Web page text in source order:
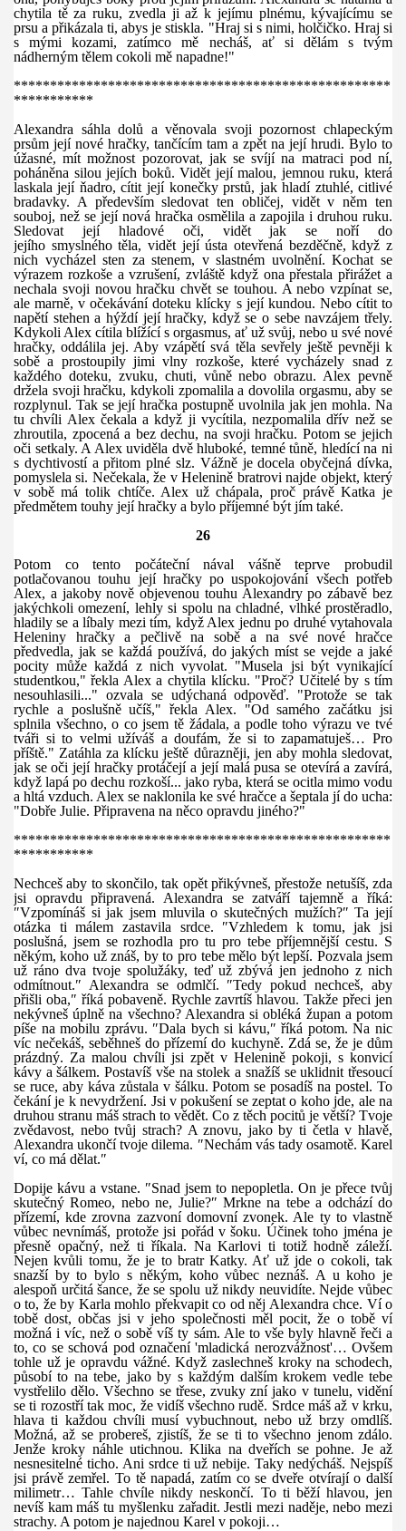
chytila tě za ruku, zvedla ji až k jejímu plnému, kývajícímu se
prsu a přikázala ti, abys je stiskla. "Hraj si s nimi, holčičko. Hraj si
s mými kozami, zatímco mě necháš, ať si dělám s tvým
nádherným tělem cokoli mě napadne!"
****************************************************
***********
Alexandra sáhla dolů a věnovala svoji pozornost chlapeckým
prsům její nové hračky, tančícím tam a zpět na její hrudi. Bylo to
úžasné, mít možnost pozorovat, jak se svíjí na matraci pod ní,
poháněna silou jejích boků. Vidět její malou, jemnou ruku, která
laskala její ňadro, cítit její konečky prstů, jak hladí ztuhlé, citlivé
bradavky. A především sledovat ten obličej, vidět v něm ten
souboj, než se její nová hračka osmělila a zapojila i druhou ruku.
Sledovat její hladové oči,
vidět jak se noří
do
jejího smyslného těla, vidět její ústa otevřená bezděčně, když z
nich vycházel sten za stenem, v slastném uvolnění. Kochat se
výrazem rozkoše a vzrušení, zvláště když ona přestala přirážet a
nechala svoji novou hračku chvět se touhou. A nebo vzpínat se,
ale marně, v očekávání doteku klícky s její kundou. Nebo cítit to
napětí stehen a hýždí její hračky, když se o sebe navzájem třely.
Kdykoli Alex cítila blížící s orgasmus, ať už svůj, nebo u své nové
hračky, oddálila jej. Aby vzápětí svá těla sevřely ještě pevněji k
sobě a prostoupily jimi vlny rozkoše, které vycházely snad z
každého doteku, zvuku, chuti, vůně nebo obrazu. Alex pevně
držela svoji hračku, kdykoli zpomalila a dovolila orgasmu, aby se
rozplynul. Tak se její hračka postupně uvolnila jak jen mohla. Na
tu chvíli Alex čekala a když ji vycítila, nezpomalila dřív než se
zhroutila, zpocená a bez dechu, na svoji hračku. Potom se jejich
oči setkaly. A Alex uviděla dvě hluboké, temné tůně, hledící na ni
s dychtivostí a přitom plné slz. Vážně je docela obyčejná dívka,
pomyslela si. Nečekala, že v Helenině bratrovi najde objekt, který
v sobě má tolik chtíče. Alex už chápala, proč právě Katka je
předmětem touhy její hračky a bylo příjemné být jím také.
26
Potom co tento počáteční nával vášně teprve probudil
potlačovanou touhu její hračky po uspokojování všech potřeb
Alex, a jakoby nově objevenou touhu Alexandry po zábavě bez
jakýchkoli omezení, lehly si spolu na chladné, vlhké prostěradlo,
hladily se a líbaly mezi tím, když Alex jednu po druhé vytahovala
Heleniny hračky a pečlivě na sobě a na své nové hračce
předvedla, jak se každá používá, do jakých míst se vejde a jaké
pocity může každá z nich vyvolat. "Musela jsi být vynikající
studentkou," řekla Alex a chytila klícku. "Proč? Učitelé by s tím
nesouhlasili..." ozvala se udýchaná odpověď. "Protože se tak
rychle a poslušně učíš," řekla Alex. "Od samého začátku jsi
splnila všechno, o co jsem tě žádala, a podle toho výrazu ve tvé
tváři si to velmi užíváš a doufám, že si to zapamatuješ… Pro
příště." Zatáhla za klícku ještě důrazněji, jen aby mohla sledovat,
jak se oči její hračky protáčejí a její malá pusa se otevírá a zavírá,
když lapá po dechu rozkoší... jako ryba, která se ocitla mimo vodu
a hltá vzduch. Alex se naklonila ke své hračce a šeptala jí do ucha:
"Dobře Julie. Připravena na něco opravdu jiného?"
****************************************************
***********
Nechceš aby to skončilo, tak opět přikývneš, přestože netušíš, zda
jsi opravdu připravená. Alexandra se zatváří tajemně a říká:
″Vzpomínáš si jak jsem mluvila o skutečných mužích?″ Ta její
otázka ti málem zastavila srdce. ″Vzhledem k tomu, jak jsi
poslušná, jsem se rozhodla pro tu pro tebe příjemnější cestu. S
někým, koho už znáš, by to pro tebe mělo být lepší. Pozvala jsem
už ráno dva tvoje spolužáky, teď už zbývá jen jednoho z nich
odmítnout.″ Alexandra se odmlčí. ″Tedy pokud nechceš, aby
přišli oba,″ říká pobaveně. Rychle zavrtíš hlavou. Takže přeci jen
nekývneš úplně na všechno? Alexandra si obléká župan a potom
píše na mobilu zprávu. ″Dala bych si kávu,″ říká potom. Na nic
víc nečekáš, seběhneš do přízemí do kuchyně. Zdá se, že je dům
prázdný. Za malou chvíli jsi zpět v Helenině pokoji, s konvicí
kávy a šálkem. Postavíš vše na stolek a snažíš se uklidnit třesoucí
se ruce, aby káva zůstala v šálku. Potom se posadíš na postel. To
čekání je k nevydržení. Jsi v pokušení se zeptat o koho jde, ale na
druhou stranu máš strach to vědět. Co z těch pocitů je větší? Tvoje
zvědavost, nebo tvůj strach? A znovu, jako by ti četla v hlavě,
Alexandra ukončí tvoje dilema. ″Nechám vás tady osamotě. Karel
ví, co má dělat.″
Dopije kávu a vstane. ″Snad jsem to nepopletla. On je přece tvůj
skutečný Romeo, nebo ne, Julie?″ Mrkne na tebe a odchází do
přízemí, kde zrovna zazvoní domovní zvonek. Ale ty to vlastně
vůbec nevnímáš, protože jsi pořád v šoku. Účinek toho jména je
přesně opačný, než ti říkala. Na Karlovi ti totiž hodně záleží.
Nejen kvůli tomu, že je to bratr Katky. Ať už jde o cokoli, tak
snazší by to bylo s někým, koho vůbec neznáš. A u koho je
alespoň určitá šance, že se spolu už nikdy neuvidíte. Nejde vůbec
o to, že by Karla mohlo překvapit co od něj Alexandra chce. Ví o
tobě dost, občas jsi v jeho společnosti měl pocit, že o tobě ví
možná i víc, než o sobě víš ty sám. Ale to vše byly hlavně řeči a
to, co se schová pod označení 'mladická nerozvážnost'… Ovšem
tohle už je opravdu vážné. Když zaslechneš kroky na schodech,
působí to na tebe, jako by s každým dalším krokem vedle tebe
vystřelilo dělo. Všechno se třese, zvuky zní jako v tunelu, vidění
se ti rozostří tak moc, že vidíš všechno rudě. Srdce máš až v krku,
hlava ti každou chvíli musí vybuchnout, nebo už brzy omdlíš.
Možná, až se probereš, zjistíš, že se ti to všechno jenom zdálo.
Jenže kroky náhle utichnou. Klika na dveřích se pohne. Je až
nesnesitelné ticho. Ani srdce ti už nebije. Taky nedýcháš. Nejspíš
jsi právě zemřel. To tě napadá, zatím co se dveře otvírají o další
milimetr… Tahle chvíle nikdy neskončí. To ti běží hlavou, jen
nevíš kam máš tu myšlenku zařadit. Jestli mezi naděje, nebo mezi
strachy. A potom je najednou Karel v pokoji…